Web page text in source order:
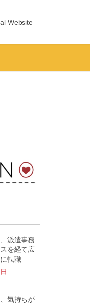
Website
派遣事務
を経て広
転職
気持ちが